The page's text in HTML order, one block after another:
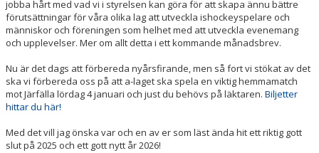
jobba hårt med vad vi i styrelsen kan göra för att skapa ännu bättre
förutsättningar för våra olika lag att utveckla ishockeyspelare och
människor och föreningen som helhet med att utveckla evenemang
och upplevelser. Mer om allt detta i ett kommande månadsbrev.
Nu är det dags att förbereda nyårsfirande, men så fort vi stökat av det
ska vi förbereda oss på att a-laget ska spela en viktig hemmamatch
mot Järfälla lördag 4 januari och just du behövs på läktaren. Biljetter
hittar du här!
Med det vill jag önska var och en av er som läst ända hit ett riktig gott
slut på 2025 och ett gott nytt år 2026!